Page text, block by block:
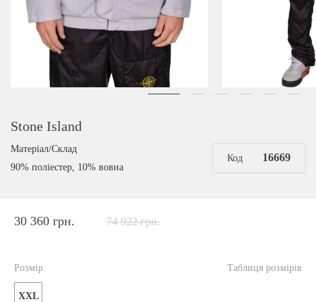
Stone Island
Матеріал/Склад
90% поліестер, 10% вовна
Код 16669
30 360 грн. 74 922 грн.
Таблиця розмірів
Розмір
XXL